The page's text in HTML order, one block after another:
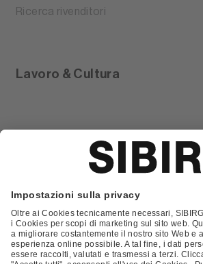
Ricerca rivenditori
Lavoro & Cultura
Contatto
FAQ